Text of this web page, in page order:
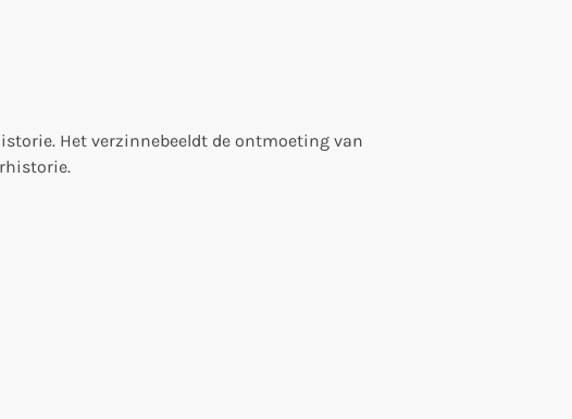
Het verzinnebeeldt de ontmoeting van